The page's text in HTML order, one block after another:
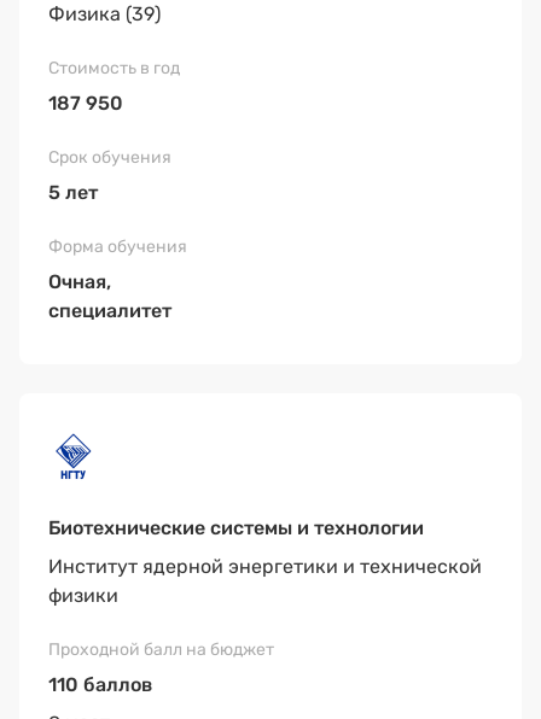
Физика (39)
187 950
5 лет
Очная,
специалитет
Биотехнические системы и технологии
Институт ядерной энергетики и технической
физики
110 баллов